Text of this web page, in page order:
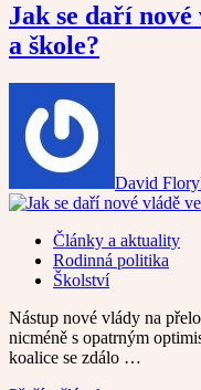
Jak se daří
a škole?
David
Články a aktuality
Rodinná politika
Školství
Nástup nové vlády na
nicméně s opatrným
koalice se zdálo …